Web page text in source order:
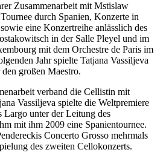
Zusammenarbeit mit Mstislaw
durch Spanien, Konzerte in
eine Konzertreihe anlässlich des
in der Salle Pleyel und im
mit dem Оrchestre de Paris im
Jahr spielte Tatjana Vassiljeva
großen Maestro.
verband die Cellistin mit
Vassiljeva spielte die Weltpremiere
Largo unter der Leitung des
mit ihm 2009 eine Spanientournee.
Concerto Grosso mehrmals
des zweiten Cellokonzerts.